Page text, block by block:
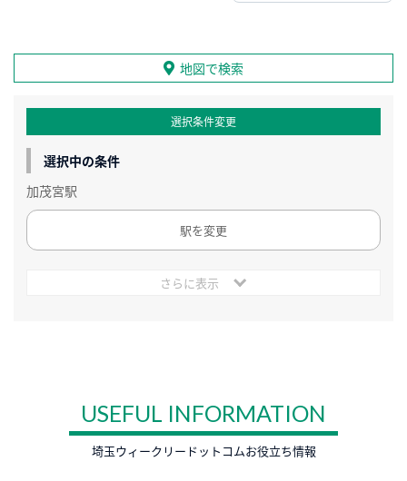
地図で検索
選択条件変更
選択中の条件
加茂宮駅
駅を変更
さらに表示
USEFUL INFORMATION
埼玉ウィークリードットコムお役立ち情報